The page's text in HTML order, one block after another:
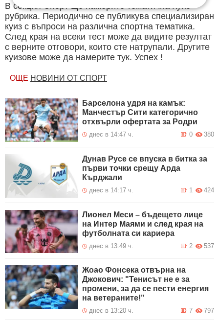
В секция Спорт ще намерите тематична Куиз
рубрика. Периодично се публикува специализиран
куиз с въпроси на различна спортна тематика.
След края на всеки тест може да видите резултат
с верните отговори, които сте натрупали. Другите
куизове може да намерите тук. Успех !
ОЩЕ НОВИНИ ОТ СПОРТ
Барселона удря на камък:
Манчестър Сити категорично
отхвърли офертата за Родри
днес в 14:47 ч. 380
0
Дунав Русе се впуска в битка за
първи точки срещу Арда
Кърджали
днес в 14:17 ч. 424
1
Лионел Меси – бъдещето лице
на Интер Маями и след края на
футболната си кариера
днес в 13:49 ч. 537
2
Жоао Фонсека отвърна на
Джокович: "Тенисът не е за
промени, за да се пести енергия
на ветераните!"
днес в 13:20 ч. 797
7